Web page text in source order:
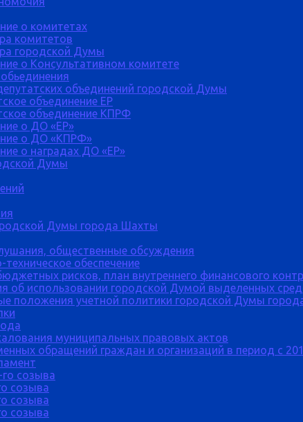
о комитетах
комитетов
городской Думы
о Консультативном комитете
объединений городской Думы
объединение ЕР
объединение КПРФ
о ДО «ЕР»
о ДО «КПРФ»
о наградах ДО «ЕР»
Думы
Думы города Шахты
общественные обсуждения
обеспечение
рисков, план внутреннего финансового
об использовании городской Думой выделенных
положения учетной политики городской Думы
муниципальных правовых актов
обращений граждан и организаций в период с
созыва
созыва
созыва
созыва